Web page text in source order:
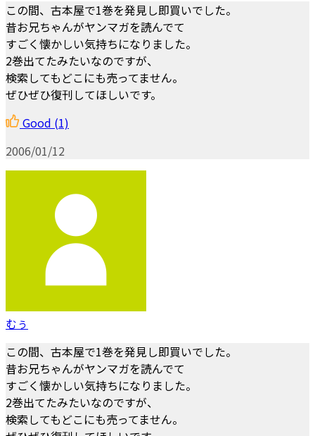
この間、古本屋で1巻を発見し即買いでした。
昔お兄ちゃんがヤンマガを読んでて
すごく懐かしい気持ちになりました。
2巻出てたみたいなのですが、
検索してもどこにも売ってません。
ぜひぜひ復刊してほしいです。
Good (1)
2006/01/12
むぅ
この間、古本屋で1巻を発見し即買いでした。
昔お兄ちゃんがヤンマガを読んでて
すごく懐かしい気持ちになりました。
2巻出てたみたいなのですが、
検索してもどこにも売ってません。